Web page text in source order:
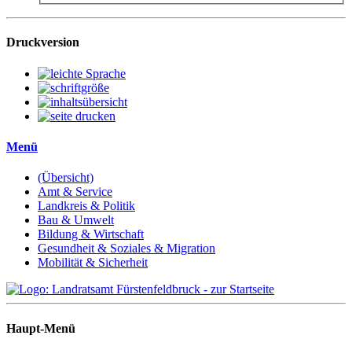
Druckversion
Menü
(Übersicht)
Amt & Service
Landkreis & Politik
Bau & Umwelt
Bildung & Wirtschaft
Gesundheit & Soziales & Migration
Mobilität & Sicherheit
Haupt-Menü